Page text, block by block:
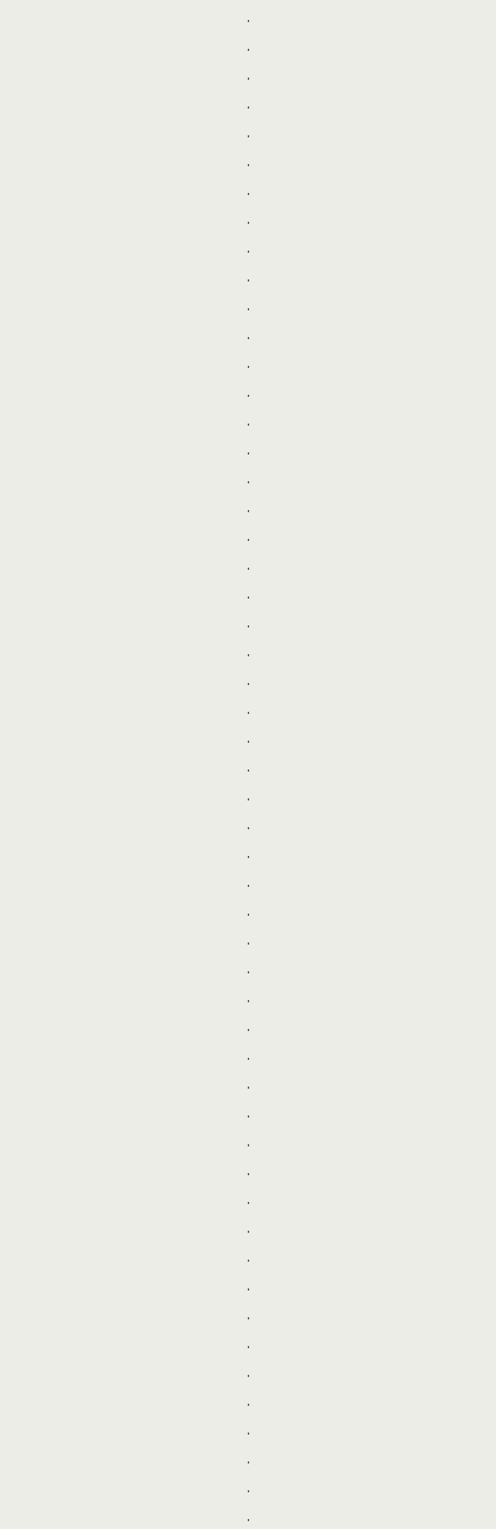
.
.
.
.
.
.
.
.
.
.
.
.
.
.
.
.
.
.
.
.
.
.
.
.
.
.
.
.
.
.
.
.
.
.
.
.
.
.
.
.
.
.
.
.
.
.
.
.
.
.
.
.
.